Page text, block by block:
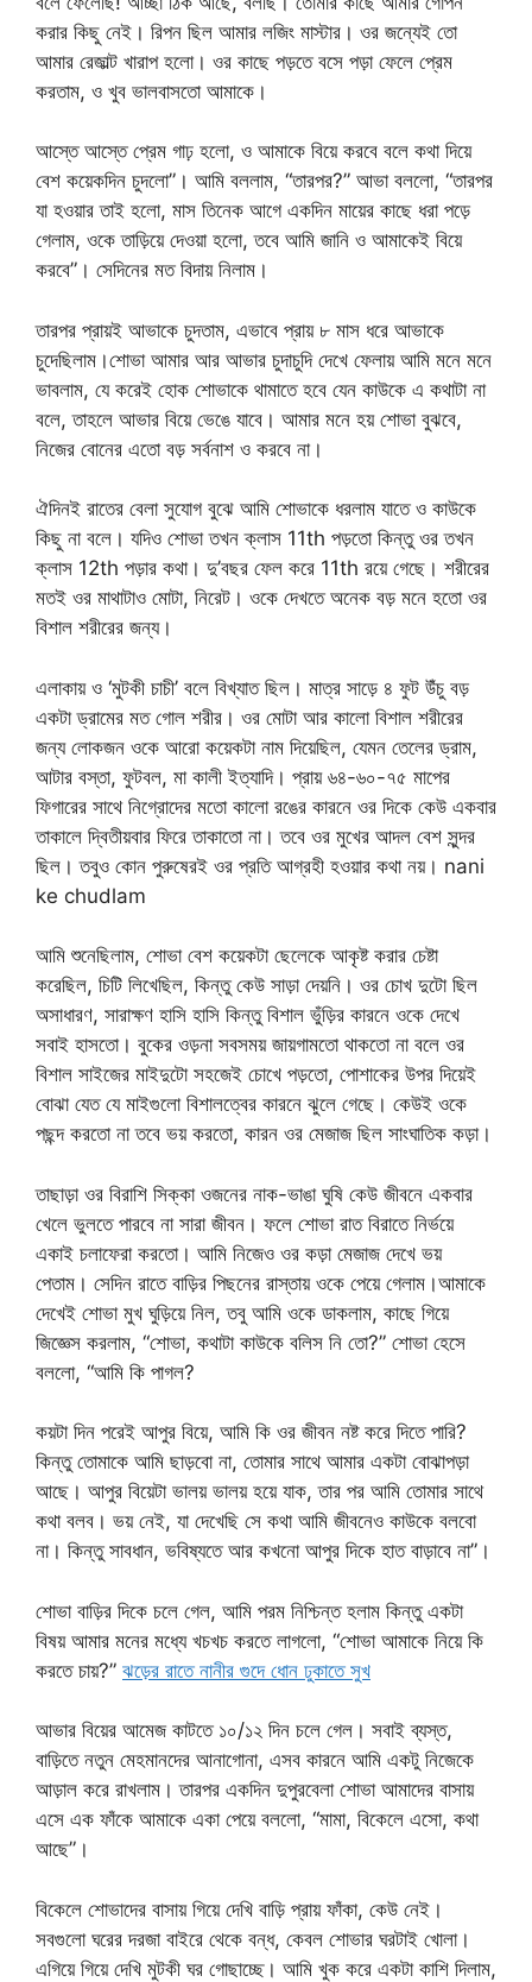
করার কিছু নেই। রিপন ছিল আমার লজিং মাস্টার। ওর জন্যেই তো
আমার রেজাল্ট খারাপ হলো। ওর কাছে পড়তে বসে পড়া ফেলে প্রেম
করতাম, ও খুব ভালবাসতো আমাকে।
আস্তে আস্তে প্রেম গাঢ় হলো, ও আমাকে বিয়ে করবে বলে কথা দিয়ে
বেশ কয়েকদিন চুদলো”। আমি বললাম, “তারপর?” আভা বললো, “তারপর
যা হওয়ার তাই হলো, মাস তিনেক আগে একদিন মায়ের কাছে ধরা পড়ে
গেলাম, ওকে তাড়িয়ে দেওয়া হলো, তবে আমি জানি ও আমাকেই বিয়ে
করবে”। সেদিনের মত বিদায় নিলাম।
তারপর প্রায়ই আভাকে চুদতাম, এভাবে প্রায় ৮ মাস ধরে আভাকে
চুদেছিলাম।শোভা আমার আর আভার চুদাচুদি দেখে ফেলায় আমি মনে মনে
ভাবলাম, যে করেই হোক শোভাকে থামাতে হবে যেন কাউকে এ কথাটা না
বলে, তাহলে আভার বিয়ে ভেঙে যাবে। আমার মনে হয় শোভা বুঝবে,
নিজের বোনের এতো বড় সর্বনাশ ও করবে না।
ঐদিনই রাতের বেলা সুযোগ বুঝে আমি শোভাকে ধরলাম যাতে ও কাউকে
কিছু না বলে। যদিও শোভা তখন ক্লাস 11th পড়তো কিন্তু ওর তখন
ক্লাস 12th পড়ার কথা। দু’বছর ফেল করে 11th রয়ে গেছে। শরীরের
মতই ওর মাথাটাও মোটা, নিরেট। ওকে দেখতে অনেক বড় মনে হতো ওর
বিশাল শরীরের জন্য।
এলাকায় ও ‘মুটকী চাচী’ বলে বিখ্যাত ছিল। মাত্র সাড়ে ৪ ফুট উঁচু বড়
একটা ড্রামের মত গোল শরীর। ওর মোটা আর কালো বিশাল শরীরের
জন্য লোকজন ওকে আরো কয়েকটা নাম দিয়েছিল, যেমন তেলের ড্রাম,
আটার বস্তা, ফুটবল, মা কালী ইত্যাদি। প্রায় ৬৪-৬০-৭৫ মাপের
ফিগারের সাথে নিগ্রোদের মতো কালো রঙের কারনে ওর দিকে কেউ একবার
তাকালে দ্বিতীয়বার ফিরে তাকাতো না। তবে ওর মুখের আদল বেশ সুন্দর
ছিল। তবুও কোন পুরুষেরই ওর প্রতি আগ্রহী হওয়ার কথা নয়। nani
ke chudlam
আমি শুনেছিলাম, শোভা বেশ কয়েকটা ছেলেকে আকৃষ্ট করার চেষ্টা
করেছিল, চিটি লিখেছিল, কিন্তু কেউ সাড়া দেয়নি। ওর চোখ দুটো ছিল
অসাধারণ, সারাক্ষণ হাসি হাসি কিন্তু বিশাল ভুঁড়ির কারনে ওকে দেখে
সবাই হাসতো। বুকের ওড়না সবসময় জায়গামতো থাকতো না বলে ওর
বিশাল সাইজের মাইদুটো সহজেই চোখে পড়তো, পোশাকের উপর দিয়েই
বোঝা যেত যে মাইগুলো বিশালত্বের কারনে ঝুলে গেছে। কেউই ওকে
পছন্দ করতো না তবে ভয় করতো, কারন ওর মেজাজ ছিল সাংঘাতিক কড়া।
তাছাড়া ওর বিরাশি সিক্কা ওজনের নাক-ভাঙা ঘুষি কেউ জীবনে একবার
খেলে ভুলতে পারবে না সারা জীবন। ফলে শোভা রাত বিরাতে নির্ভয়ে
একাই চলাফেরা করতো। আমি নিজেও ওর কড়া মেজাজ দেখে ভয়
পেতাম। সেদিন রাতে বাড়ির পিছনের রাস্তায় ওকে পেয়ে গেলাম।আমাকে
দেখেই শোভা মুখ ঘুড়িয়ে নিল, তবু আমি ওকে ডাকলাম, কাছে গিয়ে
জিজ্ঞেস করলাম, “শোভা, কথাটা কাউকে বলিস নি তো?” শোভা হেসে
বললো, “আমি কি পাগল?
কয়টা দিন পরেই আপুর বিয়ে, আমি কি ওর জীবন নষ্ট করে দিতে পারি?
কিন্তু তোমাকে আমি ছাড়বো না, তোমার সাথে আমার একটা বোঝাপড়া
আছে। আপুর বিয়েটা ভালয় ভালয় হয়ে যাক, তার পর আমি তোমার সাথে
কথা বলব। ভয় নেই, যা দেখেছি সে কথা আমি জীবনেও কাউকে বলবো
না। কিন্তু সাবধান, ভবিষ্যতে আর কখনো আপুর দিকে হাত বাড়াবে না”।
শোভা বাড়ির দিকে চলে গেল, আমি পরম নিশ্চিন্ত হলাম কিন্তু একটা
বিষয় আমার মনের মধ্যে খচখচ করতে লাগলো, “শোভা আমাকে নিয়ে কি
করতে চায়?” ঝড়ের রাতে নানীর গুদে ধোন ঢুকাতে সুখ
আভার বিয়ের আমেজ কাটতে ১০/১২ দিন চলে গেল। সবাই ব্যস্ত,
বাড়িতে নতুন মেহমানদের আনাগোনা, এসব কারনে আমি একটু নিজেকে
আড়াল করে রাখলাম। তারপর একদিন দুপুরবেলা শোভা আমাদের বাসায়
এসে এক ফাঁকে আমাকে একা পেয়ে বললো, “মামা, বিকেলে এসো, কথা
আছে”।
বিকেলে শোভাদের বাসায় গিয়ে দেখি বাড়ি প্রায় ফাঁকা, কেউ নেই।
সবগুলো ঘরের দরজা বাইরে থেকে বন্ধ, কেবল শোভার ঘরটাই খোলা।
এগিয়ে গিয়ে দেখি মুটকী ঘর গোছাচ্ছে। আমি খুক করে একটা কাশি দিলাম,